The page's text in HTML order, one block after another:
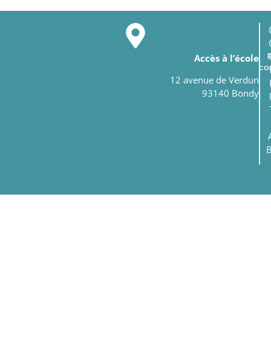
Accès à l’école
12 avenue de Verdun
93140 Bondy